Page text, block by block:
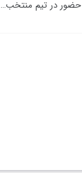
حضور در تیم منتخب…